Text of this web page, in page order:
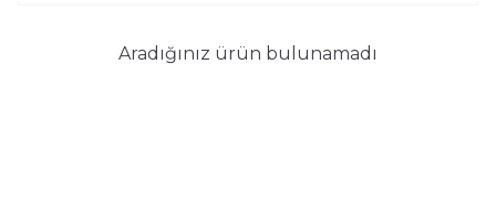
Aradığınız ürün bulunamadı